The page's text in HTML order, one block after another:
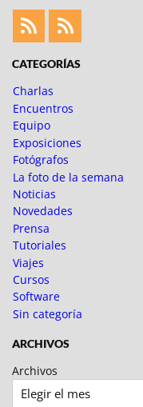
Feed
Feed
CATEGORÍAS
Charlas
Encuentros
Equipo
Exposiciones
Fotógrafos
La foto de la semana
Noticias
Novedades
Prensa
Tutoriales
Viajes
Cursos
Software
Sin categoría
ARCHIVOS
Archivos